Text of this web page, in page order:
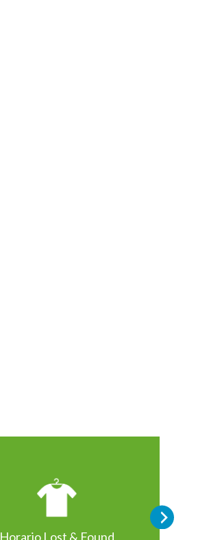
Horario Lost & Found